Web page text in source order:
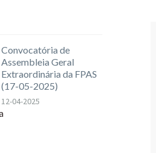
Convocatória de
Assembleia Geral
Extraordinária da FPAS
(17-05-2025)
12-04-2025